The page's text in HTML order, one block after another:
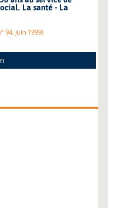
La santé - La
94, Juin 1999)